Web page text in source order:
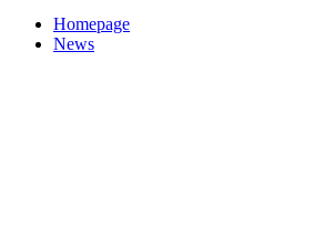
Homepage
News